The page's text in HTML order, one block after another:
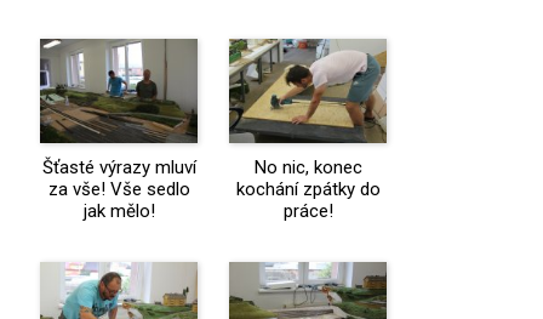
Šťasté výrazy mluví
za vše! Vše sedlo
jak mělo!
No nic, konec
kochání zpátky do
práce!